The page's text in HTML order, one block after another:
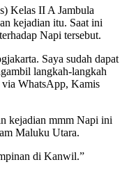
Kelas II A Jambula
kejadian itu. Saat ini
Napi tersebut.
Saya sudah dapat
langkah-langkah
via WhatsApp, Kamis
kejadian mmm Napi ini
Maluku Utara.
di Kanwil.”